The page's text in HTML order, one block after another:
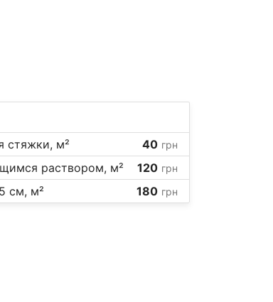
стяжки, м² 40 грн
раствором, м² 120 грн
см, м² 180 грн